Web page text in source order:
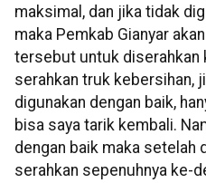
maksimal, dan jika tidak
maka Pemkab Gianyar
tersebut untuk diserahkan
serahkan truk kebersihan,
digunakan dengan baik,
bisa saya tarik kembali.
dengan baik maka setelah
serahkan sepenuhnya ke-